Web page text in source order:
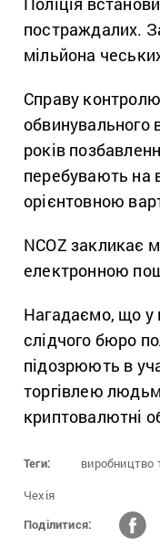
постраждалих.
мільйона
Справу
обвинувального
років
перебувають на
орієнтовною
NCOZ закликає
електронною
Нагадаємо, що у
слідчого бюро
підозрюють в
торгівлею
криптовалютні
Теги: виробництво
Чехія
Поділитися: